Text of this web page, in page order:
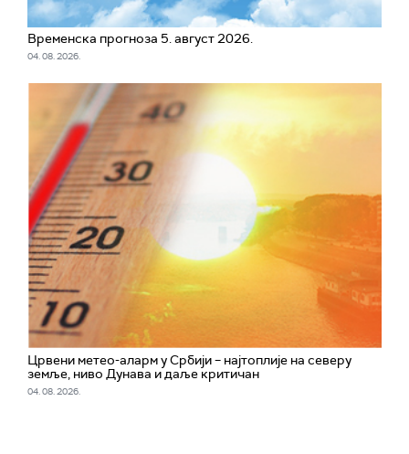
Временска прогноза 5. август 2026.
04. 08. 2026.
Црвени метео-аларм у Србији – најтоплије на северу
земље, ниво Дунава и даље критичан
04. 08. 2026.